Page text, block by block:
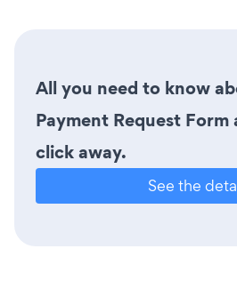
All you need to know
Payment Request Form
click away.
See the